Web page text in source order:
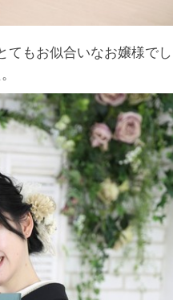
てもお似合いなお嬢様でし